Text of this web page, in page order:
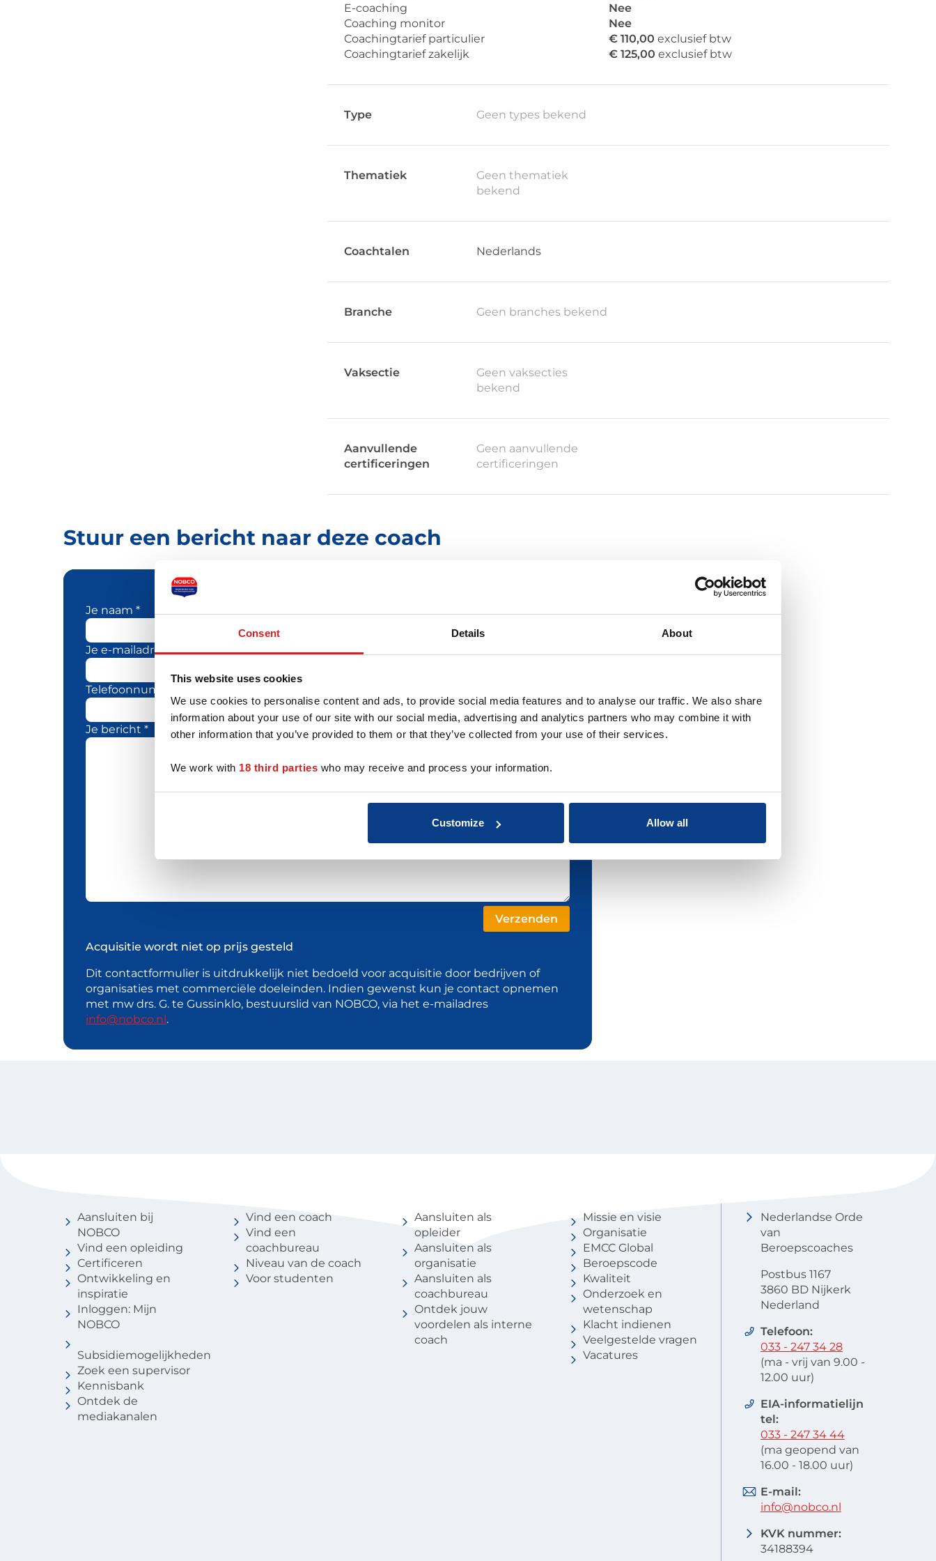
Consent Details About
This website uses cookies
We use cookies to personalise content and ads, to provide social media features and to analyse our traffic. We also share
information about your use of our site with our social media, advertising and analytics partners who may combine it with
other information that you’ve provided to them or that they’ve collected from your use of their services.
We work with 18 third parties who may receive and process your information.
Customize Allow all
E-coaching
Nee
Coaching monitor
Nee
Coachingtarief particulier
€ 110,00 exclusief btw
Coachingtarief zakelijk
€ 125,00 exclusief btw
Type Geen types bekend
Thematiek
Geen thematiek
bekend
Coachtalen Nederlands
Branche Geen branches bekend
Vaksectie
Geen vaksecties
bekend
Aanvullende
certificeringen
Geen aanvullende
certificeringen
Stuur een bericht naar deze coach
Je naam *
Je e-mailadres *
Telefoonnummer
Je bericht *
Acquisitie wordt niet op prijs gesteld
Dit contactformulier is uitdrukkelijk niet bedoeld voor acquisitie door bedrijven of
organisaties met commerciële doeleinden. Indien gewenst kun je contact opnemen
met mw drs. G. te Gussinklo, bestuurslid van NOBCO, via het e-mailadres
info@nobco.nl.
Aansluiten bij
NOBCO
Vind een opleiding
Certificeren
Ontwikkeling en
inspiratie
Inloggen: Mijn
NOBCO
Subsidiemogelijkheden
Zoek een supervisor
Kennisbank
Ontdek de
mediakanalen
Vind een coach
Vind een
coachbureau
Niveau van de coach
Voor studenten
Aansluiten als
opleider
Aansluiten als
organisatie
Aansluiten als
coachbureau
Ontdek jouw
voordelen als interne
coach
Missie en visie
Organisatie
EMCC Global
Beroepscode
Kwaliteit
Onderzoek en
wetenschap
Klacht indienen
Veelgestelde vragen
Vacatures
Nederlandse Orde
van
Beroepscoaches
Postbus 1167
3860 BD Nijkerk
Nederland
Telefoon:
033 - 247 34 28
(ma - vrij van 9.00 -
12.00 uur)
EIA-informatielijn
tel:
033 - 247 34 44
(ma geopend van
16.00 - 18.00 uur)
E-mail:
info@nobco.nl
KVK nummer:
34188394